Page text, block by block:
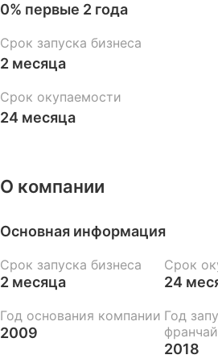
0% первые 2 года
Срок запуска бизнеса
2 месяца
Срок окупаемости
24 месяца
О компании
Основная информация
Срок запуска бизнеса
2 месяца
Срок
24
Год основания компании
2009
Год
2018